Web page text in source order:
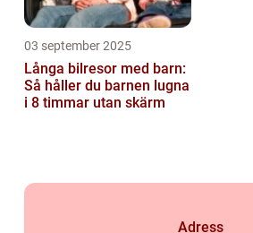
03 september 2025
Långa bilresor med barn:
Så håller du barnen lugna
i 8 timmar utan skärm
Adress